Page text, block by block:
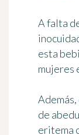
A falta
esta
mujeres
de
eritema